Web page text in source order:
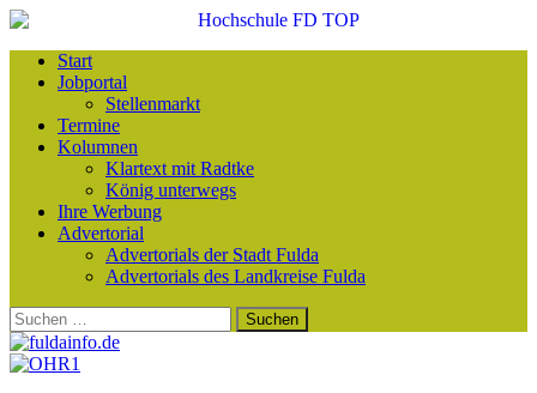
Start
Jobportal
Stellenmarkt
Termine
Kolumnen
Klartext mit Radtke
König unterwegs
Ihre Werbung
Advertorial
Advertorials der Stadt Fulda
Advertorials des Landkreise Fulda
Suchen
nach: